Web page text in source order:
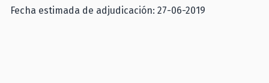
Fecha estimada de adjudicación: 27-06-2019